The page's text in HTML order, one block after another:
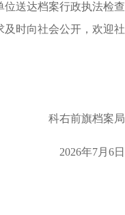
送达档案行政执法检查
时向社会公开，欢迎社
科右前旗档案局
2026年7月 6日